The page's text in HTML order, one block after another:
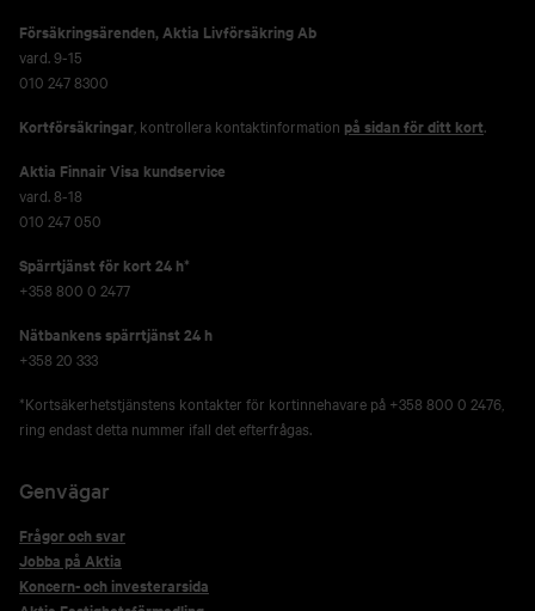
Försäkringsärenden,Aktia Livförsäkring Ab
vard. 9-15
010 247 8300
Kortförsäkringar , kontrollera kontaktinformation på sidan för ditt kort.
Aktia Finnair Visa kundservice
vard. 8-18
010 247 050
Spärrtjänst för kort 24 h*
+358 800 0 2477
Nätbankens spärrtjänst 24 h
+358 20 333
*Kortsäkerhetstjänstens kontakter för kortinnehavare på +358 800 0 2476,
ring endast detta nummer ifall det efterfrågas.
Genvägar
Frågor och svar
Jobba på Aktia
Koncern- och investerarsida